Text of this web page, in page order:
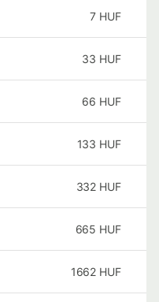
7 HUF
33 HUF
66 HUF
133 HUF
332 HUF
665 HUF
1662 HUF